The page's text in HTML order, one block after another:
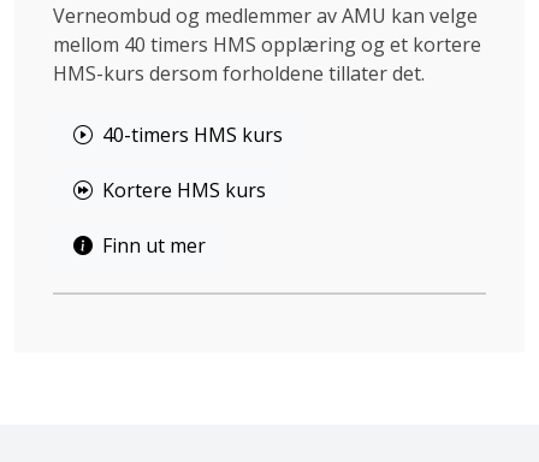
Verneombud og medlemmer av AMU kan velge
mellom 40 timers HMS opplæring og et kortere
HMS-kurs dersom forholdene tillater det.
40-timers HMS kurs
Kortere HMS kurs
Finn ut mer